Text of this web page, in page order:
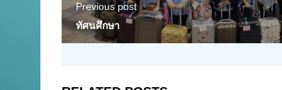
Previous post
ทัศนศึกษา